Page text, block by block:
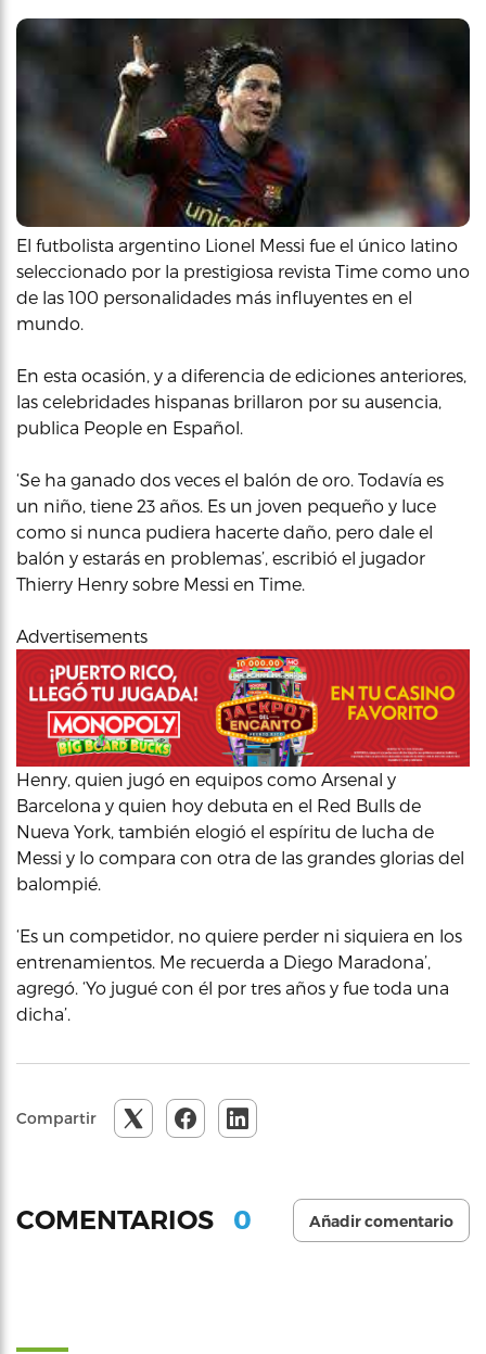
El futbolista argentino Lionel Messi fue el único latino
seleccionado por la prestigiosa revista Time como uno
de las 100 personalidades más influyentes en el
mundo.
En esta ocasión, y a diferencia de ediciones anteriores,
las celebridades hispanas brillaron por su ausencia,
publica People en Español.
‘Se ha ganado dos veces el balón de oro. Todavía es
un niño, tiene 23 años. Es un joven pequeño y luce
como si nunca pudiera hacerte daño, pero dale el
balón y estarás en problemas’, escribió el jugador
Thierry Henry sobre Messi en Time.
Advertisements
Henry, quien jugó en equipos como Arsenal y
Barcelona y quien hoy debuta en el Red Bulls de
Nueva York, también elogió el espíritu de lucha de
Messi y lo compara con otra de las grandes glorias del
balompié.
‘Es un competidor, no quiere perder ni siquiera en los
entrenamientos. Me recuerda a Diego Maradona’,
agregó. ‘Yo jugué con él por tres años y fue toda una
dicha’.
Compartir
COMENTARIOS 0 Añadir comentario